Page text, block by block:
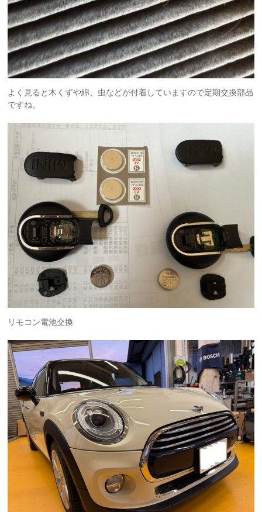
よく見ると木くずや綿、虫などが付着していますので定期交換部品
ですね。
リモコン電池交換